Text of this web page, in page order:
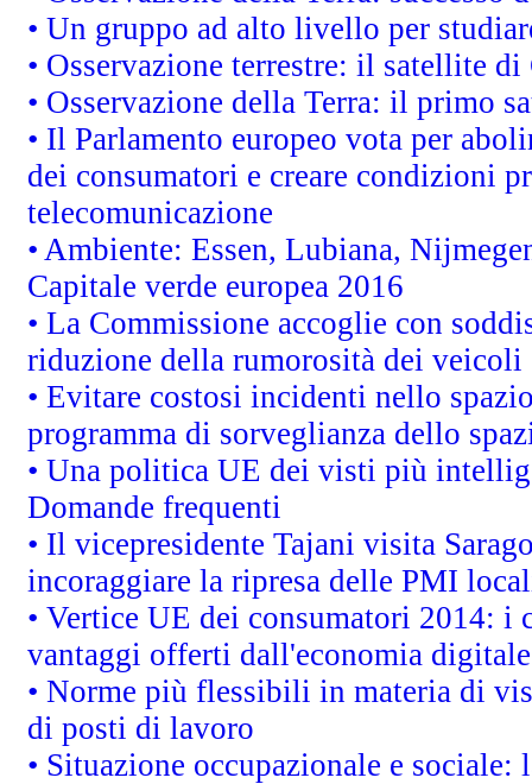
• Un gruppo ad alto livello per
• Osservazione terrestre: il satellite
• Osservazione della Terra: il primo
• Il Parlamento europeo vota per
dei consumatori e creare condizioni
telecomunicazione
• Ambiente: Essen, Lubiana,
Capitale verde europea 2016
• La Commissione accoglie con
riduzione della rumorosità dei veicoli
• Evitare costosi incidenti nello
programma di sorveglianza dello
• Una politica UE dei visti più
Domande frequenti
• Il vicepresidente Tajani visita
incoraggiare la ripresa delle PMI
• Vertice UE dei consumatori 2014:
vantaggi offerti dall'economia digitale
• Norme più flessibili in materia di
di posti di lavoro
• Situazione occupazionale e